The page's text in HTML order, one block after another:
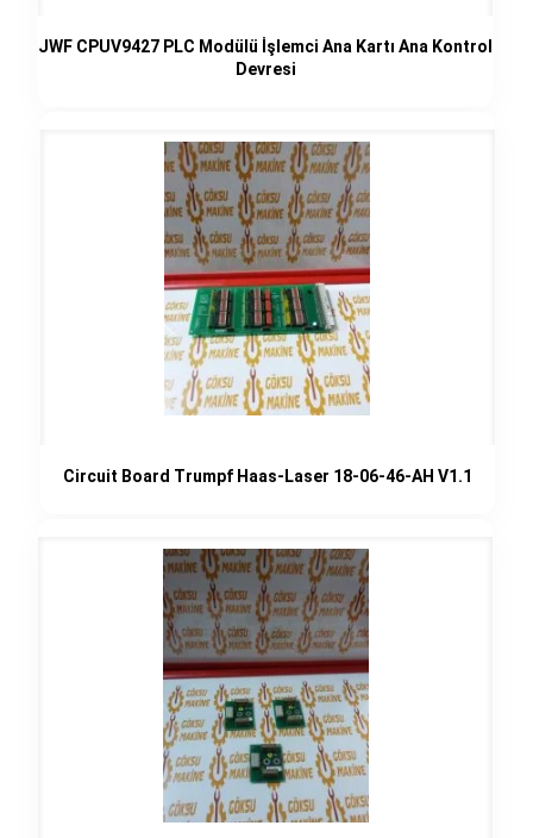
JWF CPUV9427 PLC Modülü İşlemci Ana Kartı Ana Kontrol
Devresi
Circuit Board Trumpf Haas-Laser 18-06-46-AH V1.1